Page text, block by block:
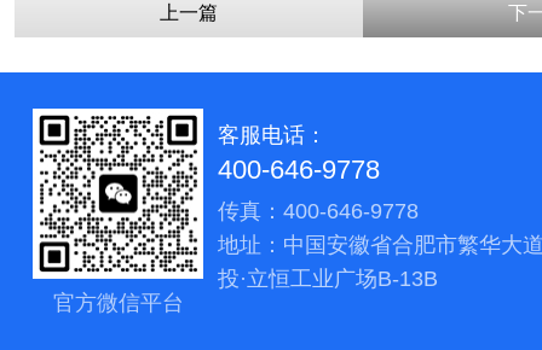
上一篇 下
客服电话：
400-646-9778
传真：400-646-9778
地址：中国安徽省合肥市繁华大
投·立恒工业广场B-13B
官方微信平台